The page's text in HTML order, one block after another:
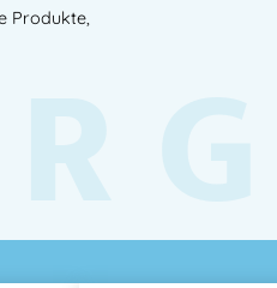
Filter)
den Schutz.
Produkte,